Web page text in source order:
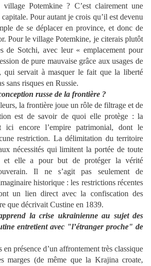
Potemkine ? C’est clairement une
Pour autant je crois qu’il est devenu
de se déplacer en province, et donc de
Pour le village Potemkine, je citerais plutôt
de Sotchi, avec leur « emplacement pour
de pure mauvaise grâce aux usages de
qui servait à masquer le fait que la liberté
sans risques en Russie.
russe de la frontière ?
la frontière joue un rôle de filtrage et de
est de savoir de quoi elle protège : la
ici encore l’empire patrimonial, dont le
restriction. La délimitation du territoire
nécessités qui limitent la portée de toute
et elle a pour but de protéger la vérité
Il ne s’agit pas seulement de
historique : les restrictions récentes
un lien direct avec la confiscation des
que décrivait Custine en 1839.
la crise ukrainienne au sujet des
entretient avec "l’étranger proche" de
en présence d’un affrontement très classique
marges (de même que la Krajina croate,